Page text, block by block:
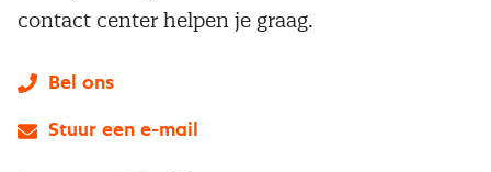
contact center helpen je graag.
Bel ons
Stuur een e-mail